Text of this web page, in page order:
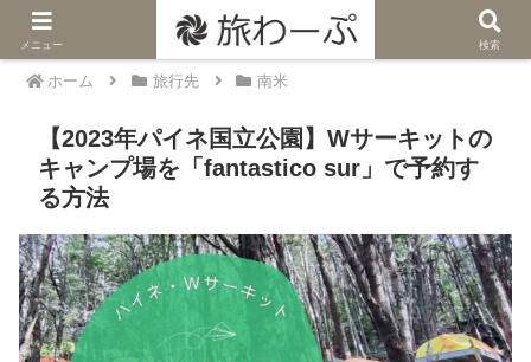
ホーム 旅行先 南米
【2023年パイネ国立公園】Wサーキットの
キャンプ場を「fantastico sur」で予約す
る方法
メニュー 検索